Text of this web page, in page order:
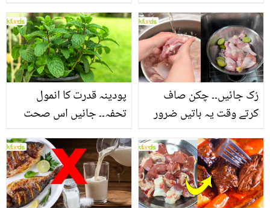
منرلز اور اینٹی آکسیڈنٹس
سے بھرپور اس سبزی کے
فائدے
بنانے کے چند قدرتی طریقے
پودینہ قدرت کا انمول
تحفہ۔۔ جانیں اس صحت
انگیز طبی فوائد
رُک جائیں۔۔ چکن صاف
کرتے وقت یہ باتیں ضرور